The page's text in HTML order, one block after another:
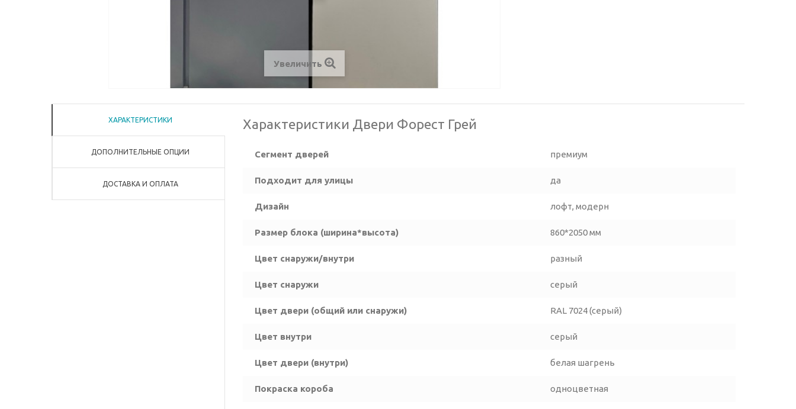
Увеличить
ХАРАКТЕРИСТИКИ
ДОПОЛНИТЕЛЬНЫЕ ОПЦИИ
ДОСТАВКА И ОПЛАТА
Характеристики Двери Форест Грей
Сегмент дверей премиум
Подходит для улицы да
Дизайн лофт, модерн
Размер блока (ширина*высота) 860*2050 мм
Цвет снаружи/внутри разный
Цвет снаружи серый
Цвет двери (общий или снаружи) RAL 7024 (серый)
Цвет внутри серый
Цвет двери (внутри) белая шагрень
Покраска короба одноцветная